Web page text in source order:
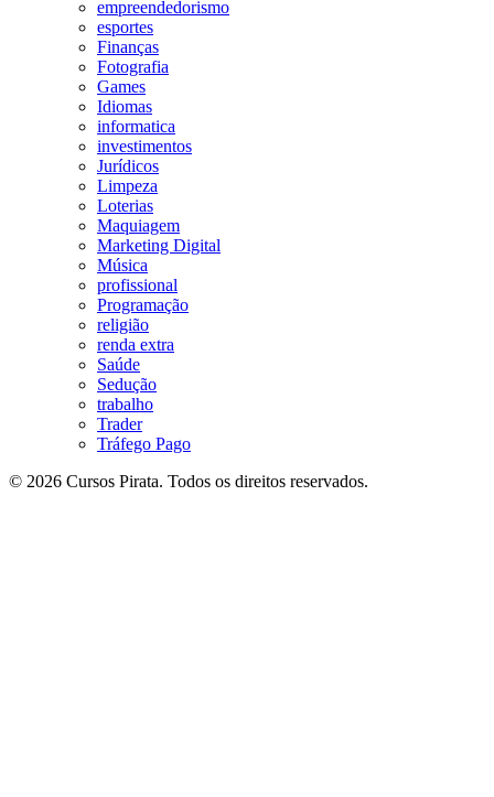
empreendedorismo
esportes
Finanças
Fotografia
Games
Idiomas
informatica
investimentos
Jurídicos
Limpeza
Loterias
Maquiagem
Marketing Digital
Música
profissional
Programação
religião
renda extra
Saúde
Sedução
trabalho
Trader
Tráfego Pago
© 2026 Cursos Pirata. Todos os direitos reservados.